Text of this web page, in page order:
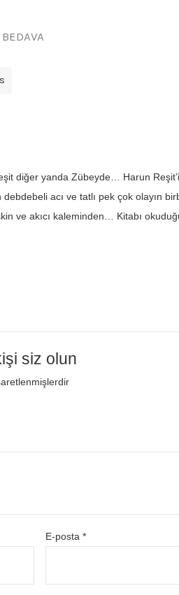
diğer yanda Zübeyde… Harun
acı ve tatlı pek çok olayın
ve akıcı kaleminden… Kitabı
siz olun
E-posta*